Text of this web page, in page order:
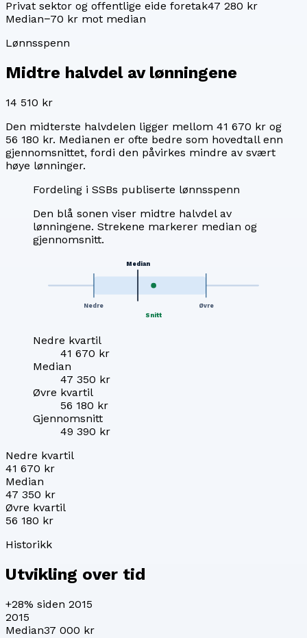
Privat sektor og offentlige eide foretak47 280 kr
Median−70 kr mot median
Lønnsspenn
Midtre halvdel av lønningene
14 510 kr
Den midterste halvdelen ligger mellom 41 670 kr og
56 180 kr. Medianen er ofte bedre som hovedtall enn
gjennomsnittet, fordi den påvirkes mindre av svært
høye lønninger.
Fordeling i SSBs publiserte lønnsspenn
Den blå sonen viser midtre halvdel av
lønningene. Strekene markerer median og
gjennomsnitt.
Nedre
Median
Øvre
Snitt
Nedre kvartil
41 670 kr
Median
47 350 kr
Øvre kvartil
56 180 kr
Gjennomsnitt
49 390 kr
Nedre kvartil
41 670 kr
Median
47 350 kr
Øvre kvartil
56 180 kr
Historikk
Utvikling over tid
+28% siden 2015
2015
Median37 000 kr